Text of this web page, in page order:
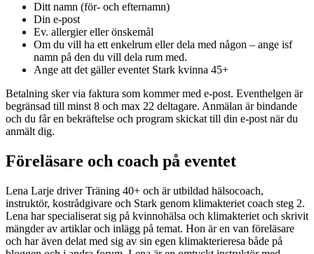
Ditt namn (för- och efternamn)
Din e-post
Ev. allergier eller önskemål
Om du vill ha ett enkelrum eller dela med någon – ange isf
namn på den du vill dela rum med.
Ange att det gäller eventet Stark kvinna 45+
Betalning sker via faktura som kommer med e-post. Eventhelgen är
begränsad till minst 8 och max 22 deltagare. Anmälan är bindande
och du får en bekräftelse och program skickat till din e-post när du
anmält dig.
Föreläsare och coach på eventet
Lena Larje driver Träning 40+ och är utbildad hälsocoach,
instruktör, kostrådgivare och Stark genom klimakteriet coach steg 2.
Lena har specialiserat sig på kvinnohälsa och klimakteriet och skrivit
mängder av artiklar och inlägg på temat. Hon är en van föreläsare
och har även delat med sig av sin egen klimakterieresa både på